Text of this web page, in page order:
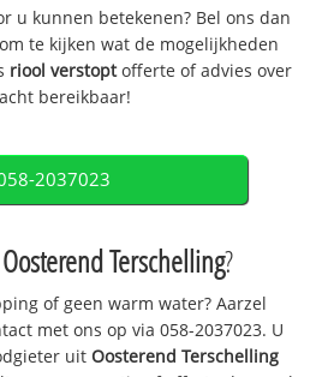
u kunnen betekenen? Bel ons dan
om te kijken wat de mogelijkheden
riool verstoptofferte of advies over
bereikbaar!
2037023
Oosterend Terschelling?
of geen warm water? Aarzel
met ons op via 058-2037023. U
uitOosterend Terschelling